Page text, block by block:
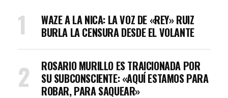
WAZE A LA NICA: LA VOZ DE «REY» RUIZ
BURLA LA CENSURA DESDE EL VOLANTE
ROSARIO MURILLO ES TRAICIONADA POR
SU SUBCONSCIENTE: «AQUÍ ESTAMOS PARA
ROBAR, PARA SAQUEAR»